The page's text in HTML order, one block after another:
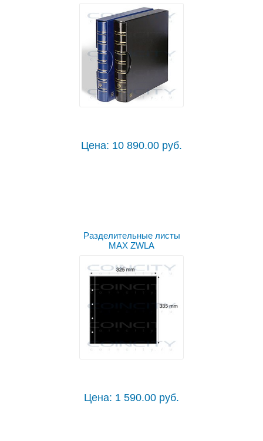
Цена: 10 890.00 руб.
Разделительные листы
MAX ZWLA
Цена: 1 590.00 руб.